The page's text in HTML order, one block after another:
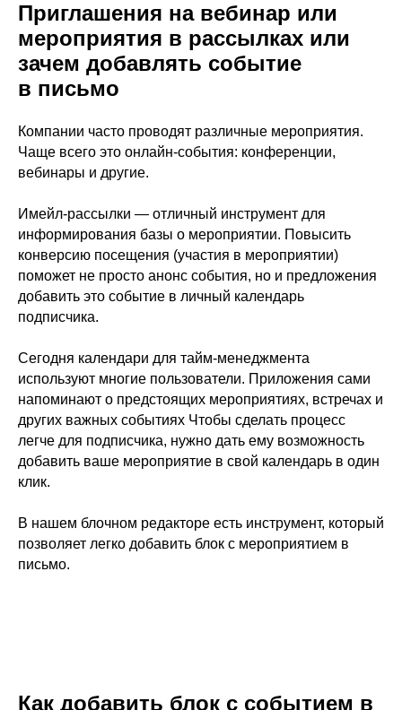
Приглашения на вебинар или
мероприятия в рассылках или
зачем добавлять событие
в письмо
Компании часто проводят различные мероприятия.
Чаще всего это онлайн-события: конференции,
вебинары и другие.
Имейл-рассылки — отличный инструмент для
информирования базы о мероприятии. Повысить
конверсию посещения (участия в мероприятии)
поможет не просто анонс события, но и предложения
добавить это событие в личный календарь
подписчика.
Сегодня календари для тайм-менеджмента
используют многие пользователи. Приложения сами
напоминают о предстоящих мероприятиях, встречах и
других важных событиях Чтобы сделать процесс
легче для подписчика, нужно дать ему возможность
добавить ваше мероприятие в свой календарь в один
клик.
В нашем блочном редакторе есть инструмент, который
позволяет легко добавить блок с мероприятием в
письмо.
Как добавить блок с событием в